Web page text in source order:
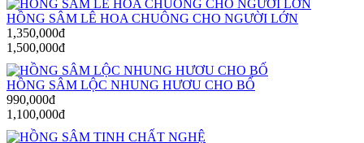
HỒNG SÂM LÊ HOA CHUÔNG CHO NGƯỜI LỚN
1,350,000đ
1,500,000đ
HỒNG SÂM LỘC NHUNG HƯƠU CHO BỐ
990,000đ
1,100,000đ